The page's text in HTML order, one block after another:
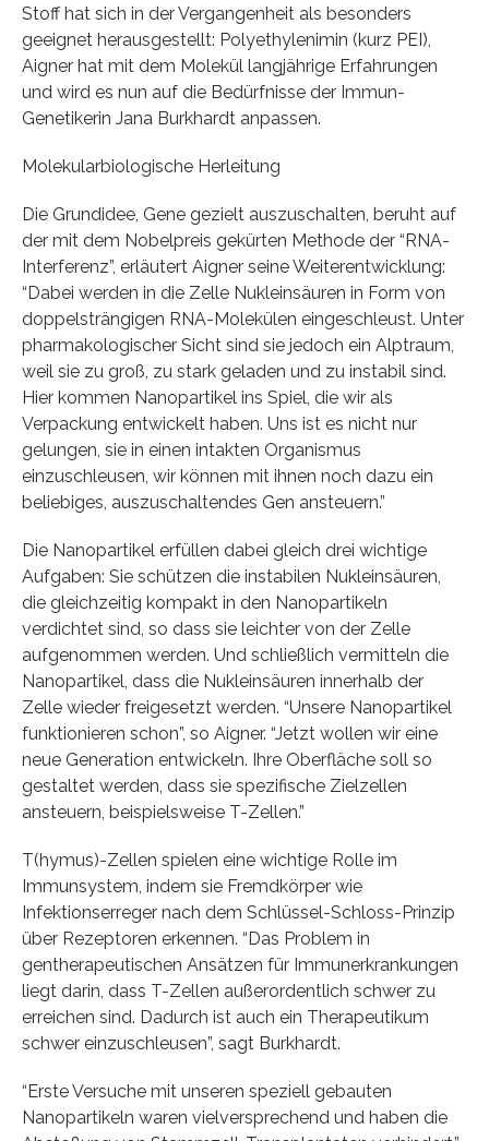
Stoff hat sich in der Vergangenheit als besonders
geeignet herausgestellt: Polyethylenimin (kurz PEI),
Aigner hat mit dem Molekül langjährige Erfahrungen
und wird es nun auf die Bedürfnisse der Immun-
Genetikerin Jana Burkhardt anpassen.
Molekularbiologische Herleitung
Die Grundidee, Gene gezielt auszuschalten, beruht auf
der mit dem Nobelpreis gekürten Methode der “RNA-
Interferenz”, erläutert Aigner seine Weiterentwicklung:
“Dabei werden in die Zelle Nukleinsäuren in Form von
doppelsträngigen RNA-Molekülen eingeschleust. Unter
pharmakologischer Sicht sind sie jedoch ein Alptraum,
weil sie zu groß, zu stark geladen und zu instabil sind.
Hier kommen Nanopartikel ins Spiel, die wir als
Verpackung entwickelt haben. Uns ist es nicht nur
gelungen, sie in einen intakten Organismus
einzuschleusen, wir können mit ihnen noch dazu ein
beliebiges, auszuschaltendes Gen ansteuern.”
Die Nanopartikel erfüllen dabei gleich drei wichtige
Aufgaben: Sie schützen die instabilen Nukleinsäuren,
die gleichzeitig kompakt in den Nanopartikeln
verdichtet sind, so dass sie leichter von der Zelle
aufgenommen werden. Und schließlich vermitteln die
Nanopartikel, dass die Nukleinsäuren innerhalb der
Zelle wieder freigesetzt werden. “Unsere Nanopartikel
funktionieren schon”, so Aigner. “Jetzt wollen wir eine
neue Generation entwickeln. Ihre Oberfläche soll so
gestaltet werden, dass sie spezifische Zielzellen
ansteuern, beispielsweise T-Zellen.”
T(hymus)-Zellen spielen eine wichtige Rolle im
Immunsystem, indem sie Fremdkörper wie
Infektionserreger nach dem Schlüssel-Schloss-Prinzip
über Rezeptoren erkennen. “Das Problem in
gentherapeutischen Ansätzen für Immunerkrankungen
liegt darin, dass T-Zellen außerordentlich schwer zu
erreichen sind. Dadurch ist auch ein Therapeutikum
schwer einzuschleusen”, sagt Burkhardt.
“Erste Versuche mit unseren speziell gebauten
Nanopartikeln waren vielversprechend und haben die